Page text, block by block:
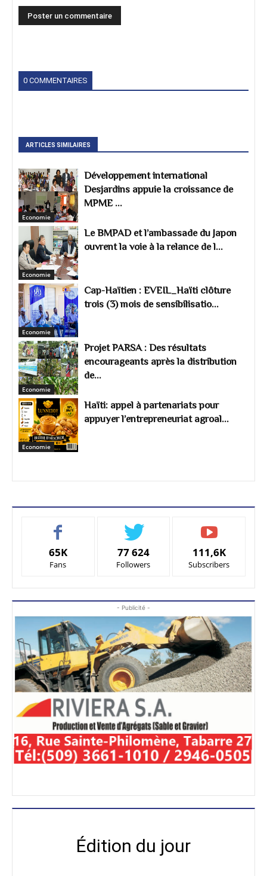
0 COMMENTAIRES
ARTICLES SIMILAIRES
Economie
Développement international
Desjardins appuie la croissance de
MPME ...
Economie
Le BMPAD et l’ambassade du Japon
ouvrent la voie à la relance de l...
Economie
Cap-Haïtien : EVEIL_Haïti clôture
trois (3) mois de sensibilisatio...
Economie
Projet PARSA : Des résultats
encourageants après la distribution
de...
Economie
Haïti: appel à partenariats pour
appuyer l’entrepreneuriat agroal...
65K
Fans
77 624
Followers
111,6K
Subscribers
- Publicité -
Édition du jour